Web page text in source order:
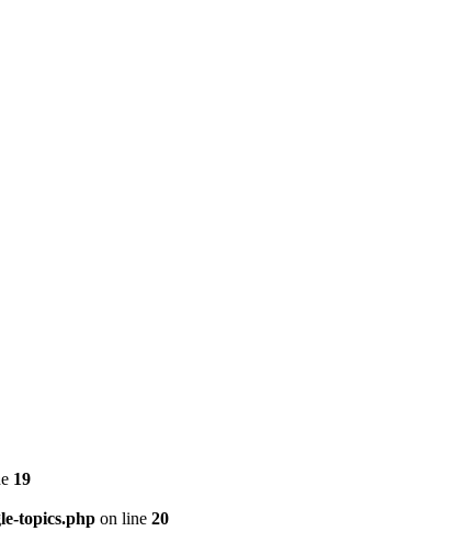
19
topics.php on line 20